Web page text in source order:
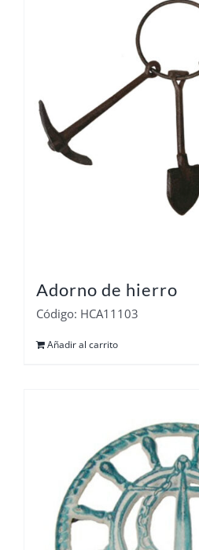
Adorno de hierro
Código: HCA11103
Añadir al carrito